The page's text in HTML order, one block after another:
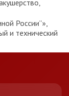
России”»,
и технический